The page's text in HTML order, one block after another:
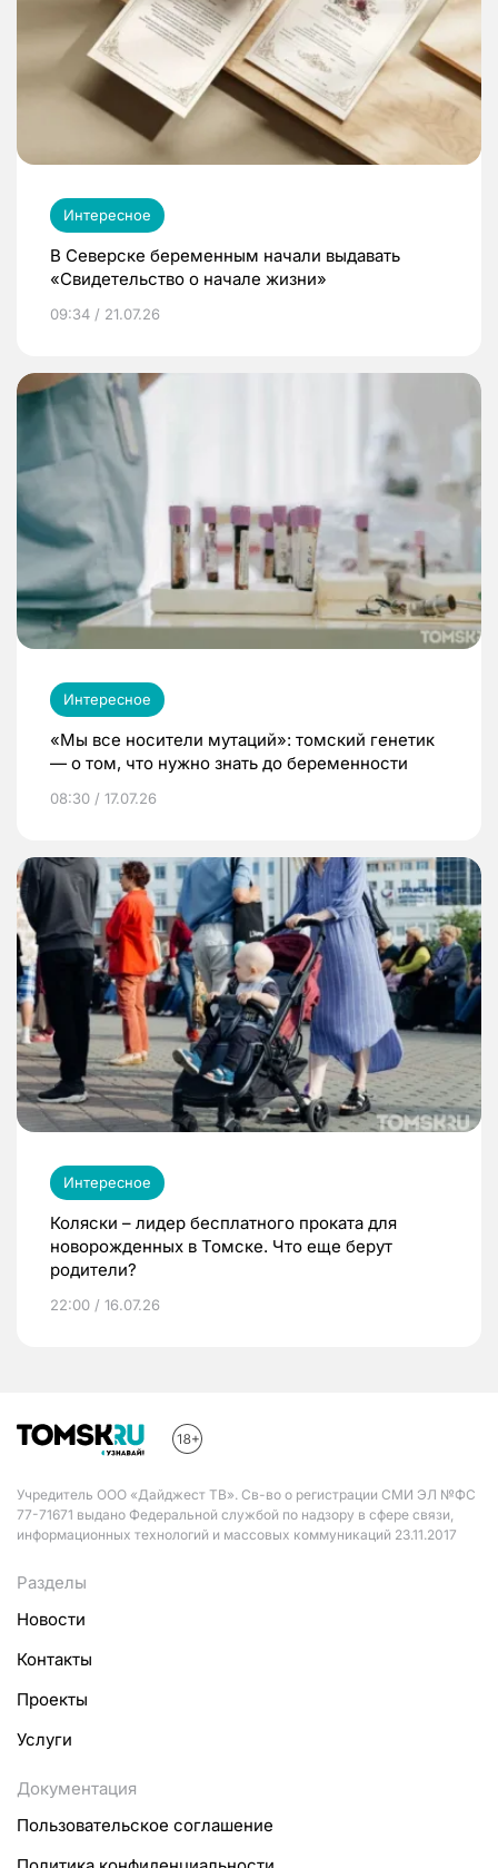
Интересное
В Северске беременным начали выдавать
«Свидетельство о начале жизни»
09:34 / 21.07.26
Интересное
«Мы все носители мутаций»: томский генетик
— о том, что нужно знать до беременности
08:30 / 17.07.26
Интересное
Коляски – лидер бесплатного проката для
новорожденных в Томске. Что еще берут
родители?
22:00 / 16.07.26
Учредитель ООО «Дайджест ТВ». Св-во о регистрации СМИ ЭЛ №ФС
77-71671 выдано Федеральной службой по надзору в сфере связи,
информационных технологий и массовых коммуникаций 23.11.2017
Разделы
Новости
Контакты
Проекты
Услуги
Документация
Пользовательское соглашение